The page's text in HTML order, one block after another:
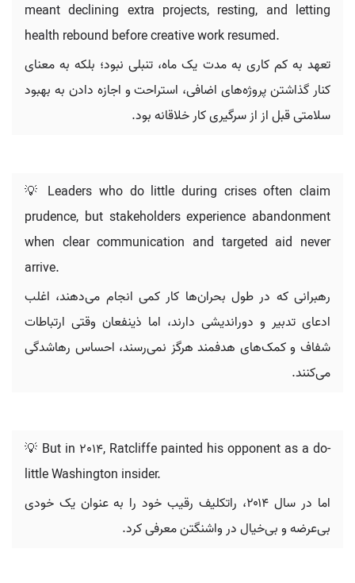
meant declining extra projects, resting, and letting
health rebound before creative work resumed.
تعهد به کم کاری به مدت یک ماه، تنبلی نبود؛ بلکه به معنای
کنار گذاشتن پروژه‌های اضافی، استراحت و اجازه دادن به بهبود
سلامتی قبل از از سرگیری کار خلاقانه بود.
💡 Leaders who do little during crises often claim
prudence, but stakeholders experience abandonment
when clear communication and targeted aid never
arrive.
رهبرانی که در طول بحران‌ها کار کمی انجام می‌دهند، اغلب
ادعای تدبیر و دوراندیشی دارند، اما ذینفعان وقتی ارتباطات
شفاف و کمک‌های هدفمند هرگز نمی‌رسند، احساس رهاشدگی
می‌کنند.
💡 But in 2014, Ratcliffe painted his opponent as a do-
little Washington insider.
اما در سال ۲۰۱۴، راتکلیف رقیب خود را به عنوان یک خودی
بی‌عرضه و بی‌خیال در واشنگتن معرفی کرد.